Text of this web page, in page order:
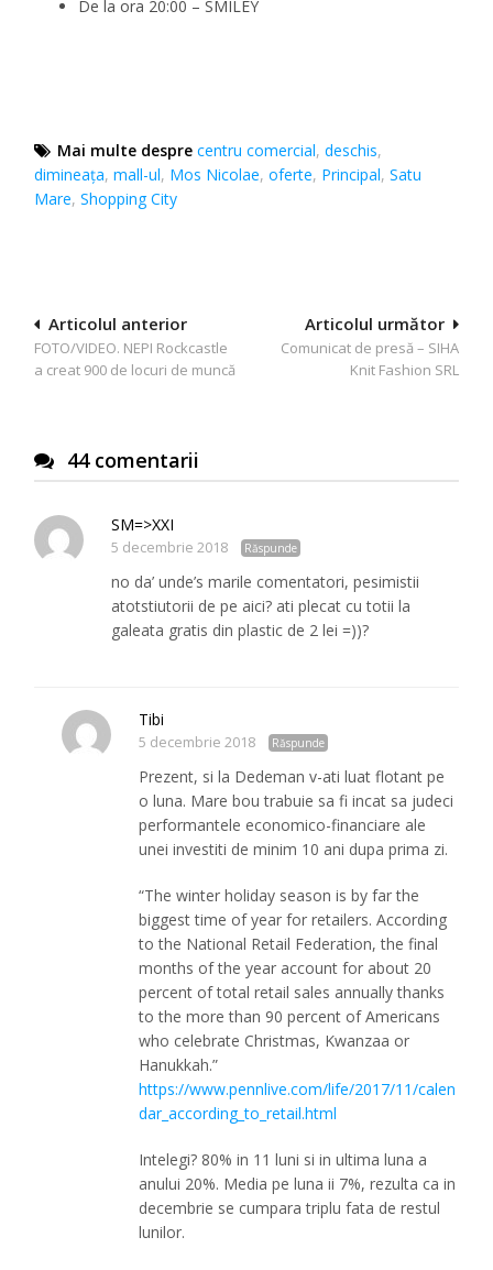
De la ora 20:00 – SMILEY
Mai multe despre centru comercial,deschis,
dimineața,mall-ul, Mos Nicolae,oferte, Principal,Satu
Mare,Shopping City
Navigare
în
Articolul următor
Comunicat de presă – SIHA
Knit Fashion SRL
Articolul anterior
FOTO/VIDEO. NEPI Rockcastle
a creat 900 de locuri de muncă
44 comentarii
SM=>XXI
5 decembrie 2018 Răspunde
no da’ unde’s marile comentatori, pesimistii
atotstiutorii de pe aici? ati plecat cu totii la
galeata gratis din plastic de 2 lei =))?
Tibi
5 decembrie 2018 Răspunde
Prezent, si la Dedeman v-ati luat flotant pe
o luna. Mare bou trabuie sa fi incat sa judeci
performantele economico-financiare ale
unei investiti de minim 10 ani dupa prima zi.
“The winter holiday season is by far the
biggest time of year for retailers. According
to the National Retail Federation, the final
months of the year account for about 20
percent of total retail sales annually thanks
to the more than 90 percent of Americans
who celebrate Christmas, Kwanzaa or
Hanukkah.”
https://www.pennlive.com/life/2017/11/calen
dar_according_to_retail.html
Intelegi? 80% in 11 luni si in ultima luna a
anului 20%. Media pe luna ii 7%, rezulta ca in
decembrie se cumpara triplu fata de restul
lunilor.